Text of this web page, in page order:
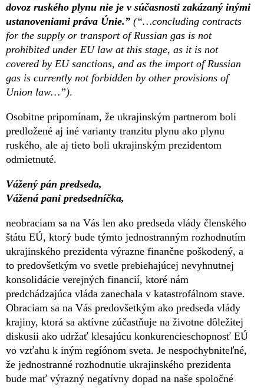
dovoz ruského plynu nie je v súčasnosti zakázaný inými
ustanoveniami práva Únie.” (“…concluding contracts
for the supply or transport of Russian gas is not
prohibited under EU law at this stage, as it is not
covered by EU sanctions, and as the import of Russian
gas is currently not forbidden by other provisions of
Union law…”).
Osobitne pripomínam, že ukrajinským partnerom boli
predložené aj iné varianty tranzitu plynu ako plynu
ruského, ale aj tieto boli ukrajinským prezidentom
odmietnuté.
Vážený pán predseda,
Vážená pani predsedníčka,
neobraciam sa na Vás len ako predseda vlády členského
štátu EÚ, ktorý bude týmto jednostranným rozhodnutím
ukrajinského prezidenta výrazne finančne poškodený, a
to predovšetkým vo svetle prebiehajúcej nevyhnutnej
konsolidácie verejných financií, ktoré nám
predchádzajúca vláda zanechala v katastrofálnom stave.
Obraciam sa na Vás predovšetkým ako predseda vlády
krajiny, ktorá sa aktívne zúčastňuje na životne dôležitej
diskusii ako udržať klesajúcu konkurencieschopnosť EÚ
vo vzťahu k iným regíónom sveta. Je nespochybniteľné,
že jednostranné rozhodnutie ukrajinského prezidenta
bude mať výrazný negatívny dopad na naše spoločné